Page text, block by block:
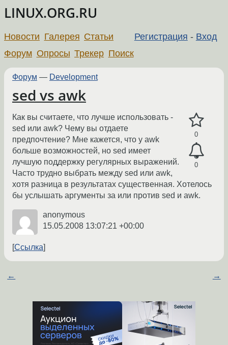
LINUX.ORG.RU
Регистрация - Вход
Новости Галерея Статьи
Форум Опросы Трекер Поиск
Форум — Development
sed vs awk
0
0
Как вы считаете, что лучше использовать -
sed или awk? Чему вы отдаете
предпочтение? Мне кажется, что у awk
больше возможностей, но sed имеет
лучшую поддержку регулярных выражений.
Часто трудно выбрать между sed или awk,
хотя разница в результатах существенная. Хотелось
бы услышать аргументы за или против sed и awk.
anonymous
15.05.2008 13:07:21 +00:00
Ссылка
← →